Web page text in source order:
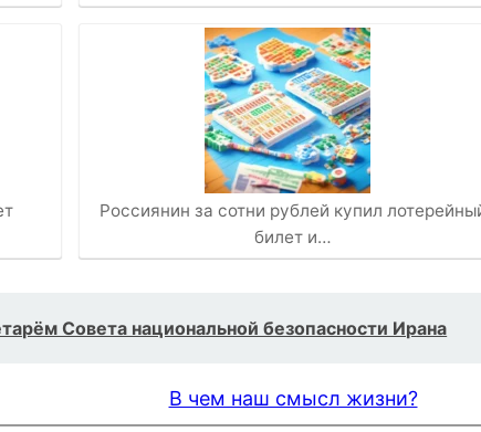
Россиянин за сотни рублей купил
билет и…
Совета национальной безопасности Ирана
В чем наш смысл жизни?